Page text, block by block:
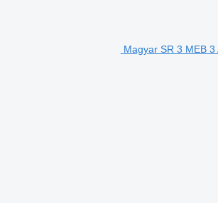
Magyar SR 3 MEB 3